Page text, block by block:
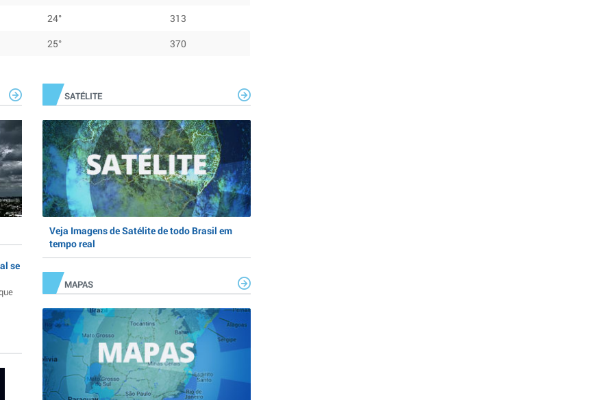
24°
313
25° 370
se
SATÉLITE
Veja Imagens de Satélite de todo Brasil em
tempo real
MAPAS